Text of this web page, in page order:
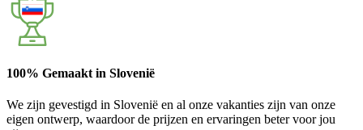
100% Gemaakt in Slovenië
We zijn gevestigd in Slovenië en al onze vakanties zijn van onze
eigen ontwerp, waardoor de prijzen en ervaringen beter voor jou